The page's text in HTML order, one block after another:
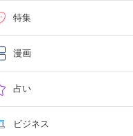
特集
漫画
占い
ビジネス